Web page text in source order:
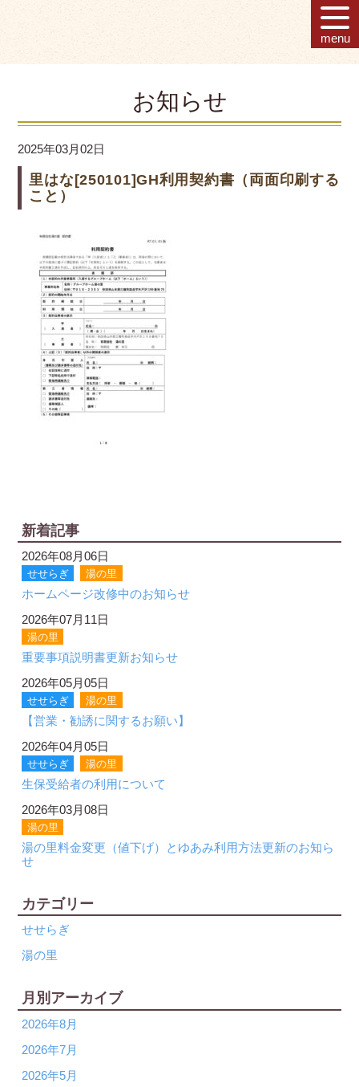
menu
新着記事
2026年08月06日
せせらぎ 湯の里
ホームページ改修中のお知らせ
2026年07月11日
湯の里
重要事項説明書更新お知らせ
2026年05月05日
せせらぎ 湯の里
【営業・勧誘に関するお願い】
2026年04月05日
せせらぎ 湯の里
生保受給者の利用について
2026年03月08日
湯の里
湯の里料金変更（値下げ）とゆあみ利用方法更新のお知ら
せ
カテゴリー
せせらぎ
湯の里
月別アーカイブ
2026年8月
2026年7月
2026年5月
お知らせ
2025年03月02日
里はな[250101]GH利用契約書（両面印刷する
こと）